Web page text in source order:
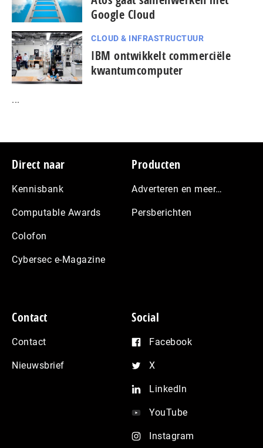
Google Cloud
CLOUD & INFRASTRUCTUUR
IBM ontwikkelt commerciële
kwantumcomputer
...
Footer
Direct naar
Kennisbank
Computable Awards
Colofon
Cybersec e-Magazine
Producten
Adverteren en meer…
Persberichten
Contact
Contact
Nieuwsbrief
Social
Facebook
X
LinkedIn
YouTube
Instagram